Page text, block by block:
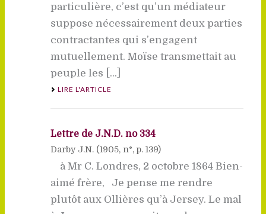
particulière, c’est qu’un médiateur
suppose nécessairement deux parties
contractantes qui s’engagent
mutuellement. Moïse transmettait au
peuple les [...]
LIRE L'ARTICLE
Lettre de J.N.D. no 334
Darby J.N. (1905, n°, p. 139)
à Mr C. Londres, 2 octobre 1864 Bien-
aimé frère, Je pense me rendre
plutôt aux Ollières qu’à Jersey. Le mal